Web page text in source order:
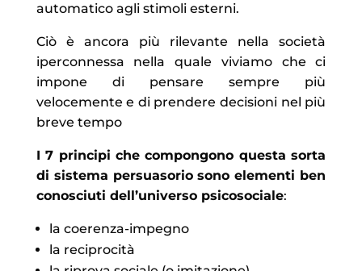
automatico agli stimoli esterni.
Ciò è ancora più rilevante nella società
iperconnessa nella quale viviamo che ci
impone di pensare sempre più
velocemente e di prendere decisioni nel più
breve tempo
I 7 principi che compongono questa sorta
di sistema persuasorio sono elementi ben
conosciuti dell’universo psicosociale:
la coerenza-impegno
la reciprocità